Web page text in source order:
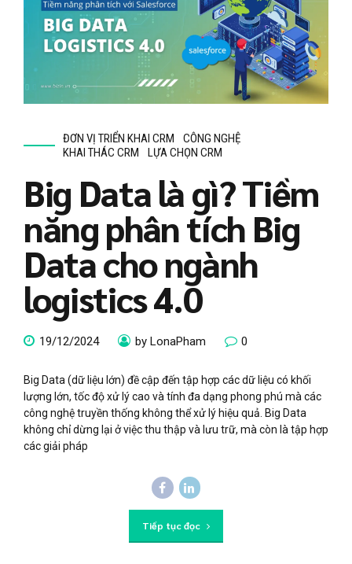
ĐƠN VỊ TRIỂN KHAI CRM
CÔNG NGHỆ
KHAI THÁC CRM
LỰA CHỌN CRM
Big Data là gì? Tiềm
năng phân tích Big
Data cho ngành
logistics 4.0
19/12/2024 by LonaPham 0
Big Data (dữ liệu lớn) đề cập đến tập hợp các dữ liệu có khối
lượng lớn, tốc độ xử lý cao và tính đa dạng phong phú mà các
công nghệ truyền thống không thể xử lý hiệu quả. Big Data
không chỉ dừng lại ở việc thu thập và lưu trữ, mà còn là tập hợp
các giải pháp
Tiếp tục đọc